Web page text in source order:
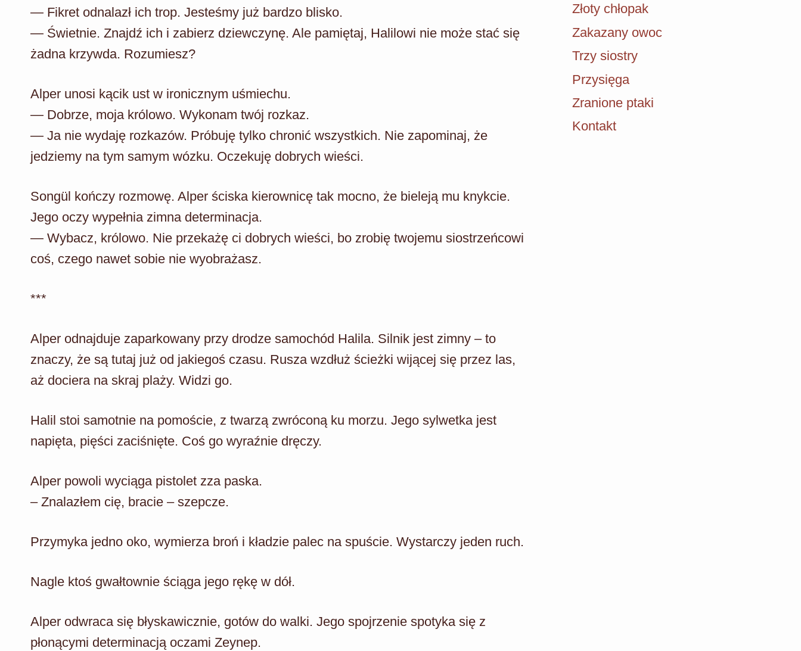
— Fikret odnalazł ich trop. Jesteśmy już bardzo blisko.
— Świetnie. Znajdź ich i zabierz dziewczynę. Ale pamiętaj, Halilowi nie może stać się
żadna krzywda. Rozumiesz?
Alper unosi kącik ust w ironicznym uśmiechu.
— Dobrze, moja królowo. Wykonam twój rozkaz.
— Ja nie wydaję rozkazów. Próbuję tylko chronić wszystkich. Nie zapominaj, że
jedziemy na tym samym wózku. Oczekuję dobrych wieści.
Songül kończy rozmowę. Alper ściska kierownicę tak mocno, że bieleją mu knykcie.
Jego oczy wypełnia zimna determinacja.
— Wybacz, królowo. Nie przekażę ci dobrych wieści, bo zrobię twojemu siostrzeńcowi
coś, czego nawet sobie nie wyobrażasz.
***
Alper odnajduje zaparkowany przy drodze samochód Halila. Silnik jest zimny – to
znaczy, że są tutaj już od jakiegoś czasu. Rusza wzdłuż ścieżki wijącej się przez las,
aż dociera na skraj plaży. Widzi go.
Halil stoi samotnie na pomoście, z twarzą zwróconą ku morzu. Jego sylwetka jest
napięta, pięści zaciśnięte. Coś go wyraźnie dręczy.
Alper powoli wyciąga pistolet zza paska.
– Znalazłem cię, bracie – szepcze.
Przymyka jedno oko, wymierza broń i kładzie palec na spuście. Wystarczy jeden ruch.
Nagle ktoś gwałtownie ściąga jego rękę w dół.
Alper odwraca się błyskawicznie, gotów do walki. Jego spojrzenie spotyka się z
płonącymi determinacją oczami Zeynep.
Złoty chłopak
Zakazany owoc
Trzy siostry
Przysięga
Zranione ptaki
Kontakt